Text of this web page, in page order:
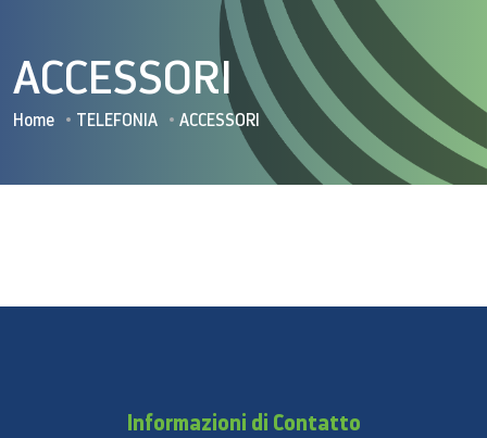
ACCESSORI
Home TELEFONIA ACCESSORI
Informazioni di Contatto